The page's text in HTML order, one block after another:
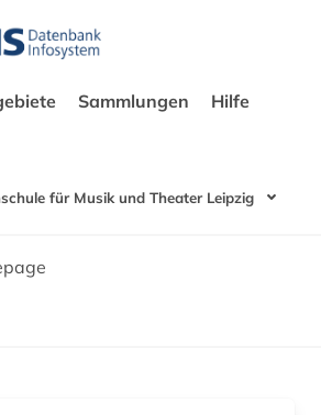
Sammlungen Hilfe
für Musik und Theater Leipzig